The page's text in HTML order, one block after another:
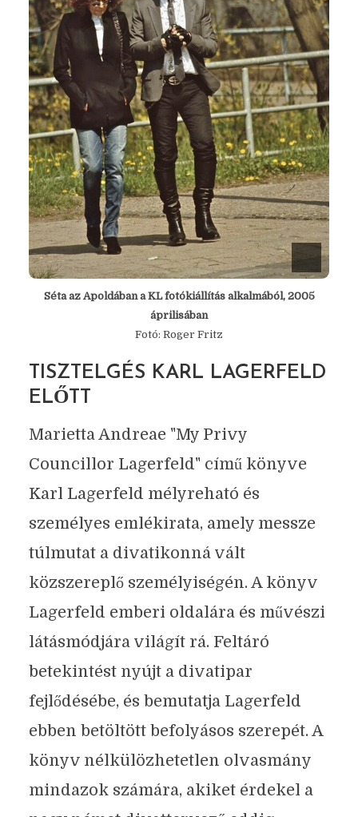
Séta az Apoldában a KL fotókiállítás alkalmából, 2005
áprilisában
Fotó: Roger Fritz
TISZTELGÉS KARL LAGERFELD
ELŐTT
Marietta Andreae "My Privy
Councillor Lagerfeld" című könyve
Karl Lagerfeld mélyreható és
személyes emlékirata, amely messze
túlmutat a divatikonná vált
közszereplő személyiségén. A könyv
Lagerfeld emberi oldalára és művészi
látásmódjára világít rá. Feltáró
betekintést nyújt a divatipar
fejlődésébe, és bemutatja Lagerfeld
ebben betöltött befolyásos szerepét. A
könyv nélkülözhetetlen olvasmány
mindazok számára, akiket érdekel a